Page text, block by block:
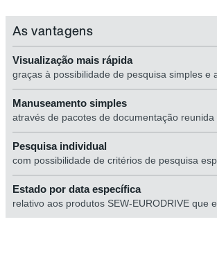
As vantagens
Visualização mais rápida
graças à possibilidade de pesquisa simples e
Manuseamento simples
através de pacotes de documentação
Pesquisa individual
com possibilidade de critérios de pesquisa
Estado por data específica
relativo aos produtos SEW-EURODRIVE que